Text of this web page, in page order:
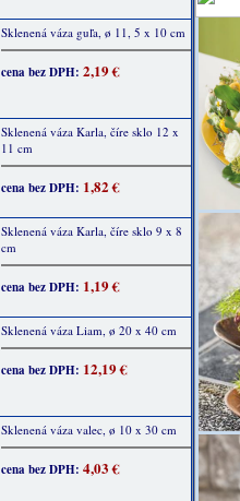
Sklenená váza guľa, ø 11, 5 x 10 cm
cena bez DPH: 2,19 €
Sklenená váza Karla, číre sklo 12 x
11 cm
cena bez DPH: 1,82 €
Sklenená váza Karla, číre sklo 9 x 8
cm
cena bez DPH: 1,19 €
Sklenená váza Liam, ø 20 x 40 cm
cena bez DPH: 12,19 €
Sklenená váza valec, ø 10 x 30 cm
cena bez DPH: 4,03 €